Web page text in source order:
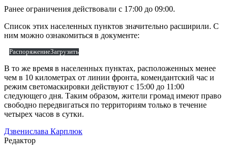
Ранее ограничения действовали с 17:00 до 09:00.
Список этих населенных пунктов значительно расширили. С
ним можно ознакомиться в документе:
РаспоряжениеЗагрузить
В то же время в населенных пунктах, расположенных менее
чем в 10 километрах от линии фронта, комендантский час и
режим светомаскировки действуют с 15:00 до 11:00
следующего дня. Таким образом, жители громад имеют право
свободно передвигаться по территориям только в течение
четырех часов в сутки.
Дзвенислава Карплюк
Редактор